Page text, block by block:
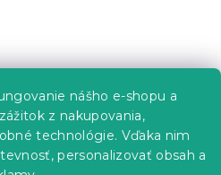
nášho e-shopu a
z nakupovania,
technológie. Vďaka nim
personalizovať obsah a
a
i
e
p
r
v